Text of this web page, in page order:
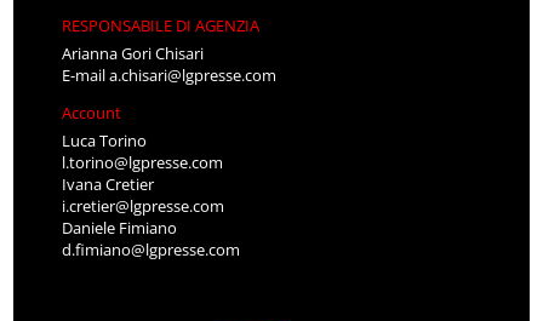
RESPONSABILE DI AGENZIA
Arianna Gori Chisari
E-maila.chisari@lgpresse.com
Account
Luca Torino
l.torino@lgpresse.com
Ivana Cretier
i.cretier@lgpresse.com
Daniele Fimiano
d.fimiano@lgpresse.com